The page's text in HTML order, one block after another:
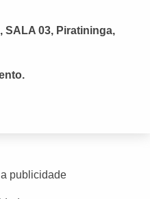
SALA 03, Piratininga,
publicidade